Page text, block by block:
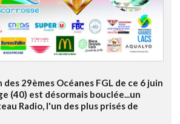
29èmes Océanes FGL de ce 6 juin
(40) est désormais bouclée...un
Radio, l'un des plus prisés de